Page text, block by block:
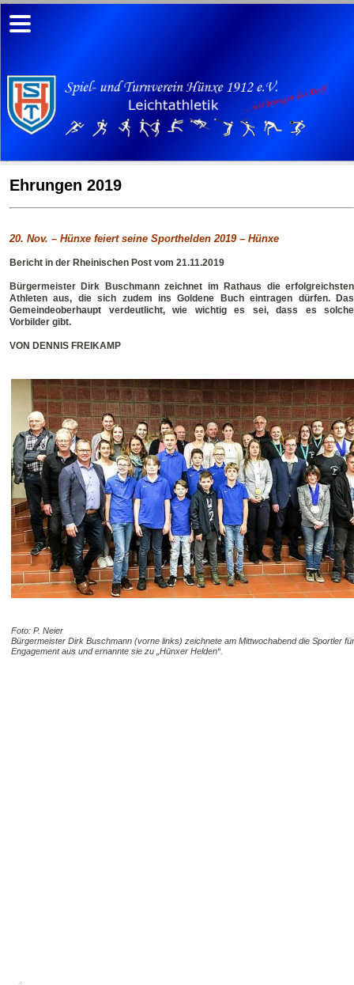
Ehrungen 2019
20. Nov. – Hünxe feiert seine Sporthelden 2019 – Hünxe
Bericht in der Rheinischen Post vom 21.11.2019
Bürgermeister Dirk Buschmann zeichnet im Rathaus die erfolgreichsten
Athleten aus, die sich zudem ins Goldene Buch eintragen dürfen. Das
Gemeindeoberhaupt verdeutlicht, wie wichtig es sei, dass es solche
Vorbilder gibt.
VON DENNIS FREIKAMP
Foto: P. Neier
Bürgermeister Dirk Buschmann (vorne links) zeichnete am Mittwochabend die Sportler
Engagement aus und ernannte sie zu „Hünxer Helden“.